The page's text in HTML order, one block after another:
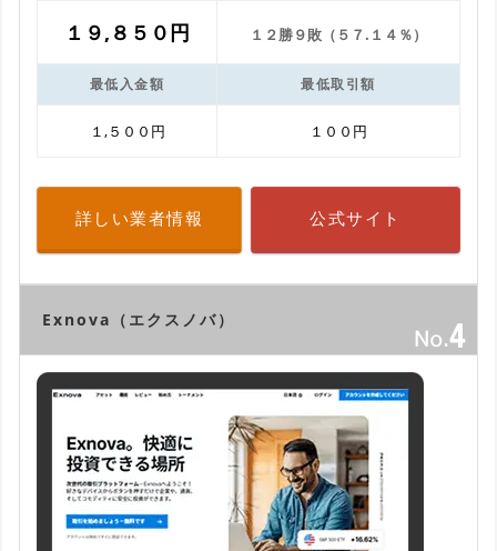
１９,８５０円 １２勝９敗（５７.１４％）
最低入金額 最低取引額
１,５００円 １００円
詳しい業者情報 公式サイト
Exnova（エクスノバ）